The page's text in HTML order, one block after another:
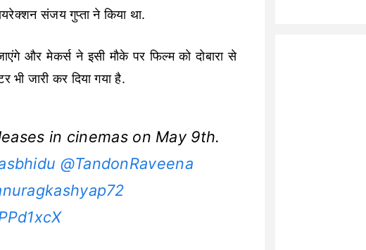
संजय गुप्ता ने किया था.
और मेकर्स ने इसी मौके पर फिल्म को दोबारा से
जारी कर दिया गया है.
in cinemas on May 9th.
@TandonRaveena